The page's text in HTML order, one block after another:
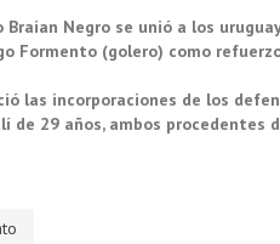
Braian Negro se unió a los
Formento (golero) como
las incorporaciones de los
de 29 años, ambos procedentes